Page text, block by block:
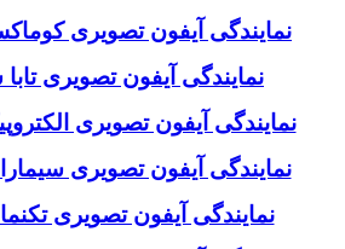
نمایندگی آیفون تصویری
نمایندگی آیفون تصویری
نمایندگی آیفون تصویری
نمایندگی آیفون تصویری
نمایندگی آیفون تصویری